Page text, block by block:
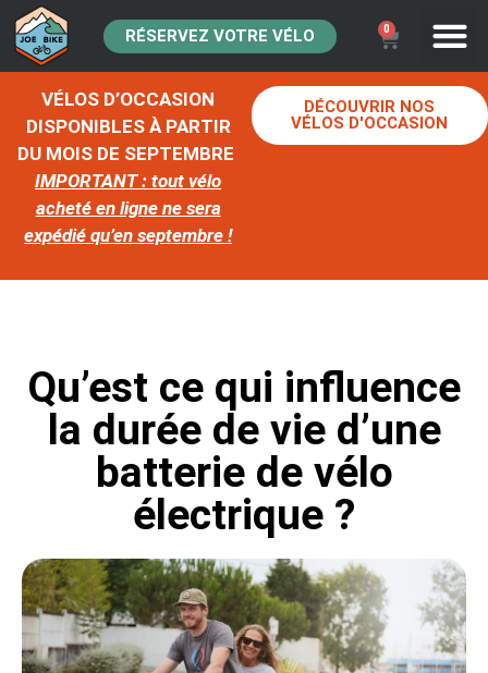
0
RÉSERVEZ VOTRE VÉLO
VÉLOS D’OCCASION
DISPONIBLES À PARTIR
DU MOIS DE SEPTEMBRE
IMPORTANT : tout vélo
acheté en ligne ne sera
expédié qu’en septembre !
DÉCOUVRIR NOS
VÉLOS D'OCCASION
Qu’est ce qui influence
la durée de vie d’une
batterie de vélo
électrique ?